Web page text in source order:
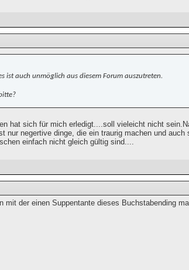
ist auch unmöglich aus diesem Forum auszutreten.
hat sich für mich erledigt....soll vieleicht nicht
nur negertive dinge, die ein traurig machen und
einfach nicht gleich gültig sind....
mit der einen Suppentante dieses Buchstabending